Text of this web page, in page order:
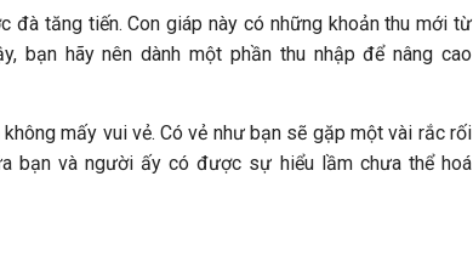
đà tăng tiến. Con giáp này có những khoản thu mới từ
bạn hãy nên dành một phần thu nhập để nâng cao
mấy vui vẻ. Có vẻ như bạn sẽ gặp một vài rắc rối
bạn và người ấy có được sự hiểu lầm chưa thể hoá